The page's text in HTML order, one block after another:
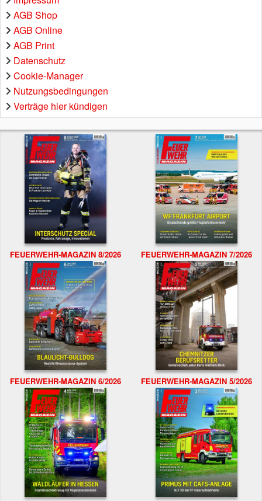
AGB Shop
AGB Online
AGB Print
Datenschutz
Cookie-Manager
Nutzungsbedingungen
Verträge hier kündigen
FEUERWEHR-MAGAZIN 8/2026 FEUERWEHR-MAGAZIN 7/2026
FEUERWEHR-MAGAZIN 6/2026 FEUERWEHR-MAGAZIN 5/2026